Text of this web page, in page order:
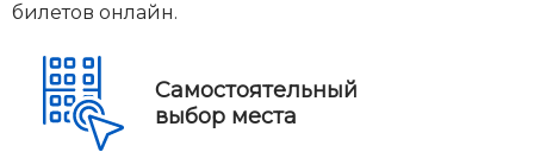
билетов онлайн.
Самостоятельный
выбор места